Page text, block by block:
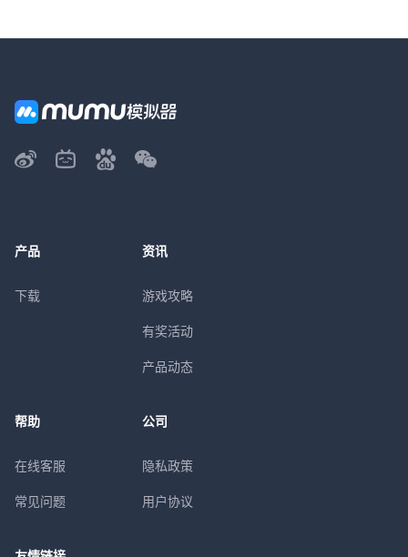
产品
下载
资讯
游戏攻略
有奖活动
产品动态
帮助
在线客服
常见问题
公司
隐私政策
用户协议